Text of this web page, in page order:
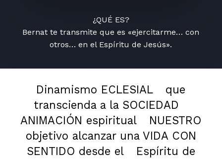
¿QUÉ ES?
Bernat te transmite que es «ejercitarme… con
otros… en el Espíritu de Jesús».
Dinamismo ECLESIAL
que
transcienda a la SOCIEDAD
ANIMACIÓN espiritual
NUESTRO
objetivo alcanzar una VIDA CON
SENTIDO desde el
Espíritu de